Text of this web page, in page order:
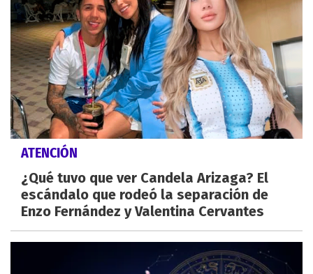
ATENCIÓN
¿Qué tuvo que ver Candela Arizaga? El
escándalo que rodeó la separación de
Enzo Fernández y Valentina Cervantes